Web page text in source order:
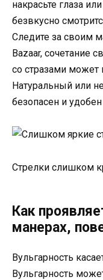
накрасьте глаза
безвкусно
Следите за своим
Bazaar, сочетание
со стразами может
Натуральный или
безопасен и
Стрелки слишком
Как
манерах,
Вульгарность
Вульгарность